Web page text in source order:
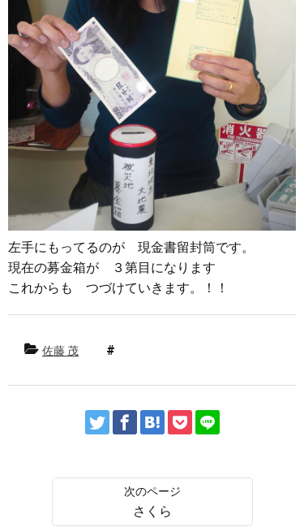
左手にもってるのが 現金書留封筒です。
現在の募金箱が ３第目になります
これからも つづけていきます。！！
佐藤 茂
さくら